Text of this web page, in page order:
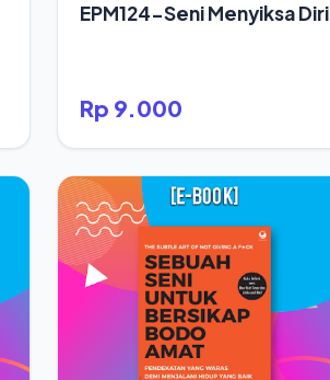
EPM124-Seni Menyiksa Diri
Rp 9.000